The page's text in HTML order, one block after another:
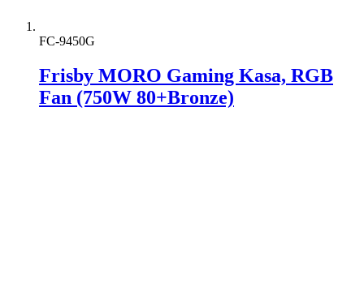
FC-9450G
Frisby MORO Gaming Kasa, RGB
Fan (750W 80+Bronze)